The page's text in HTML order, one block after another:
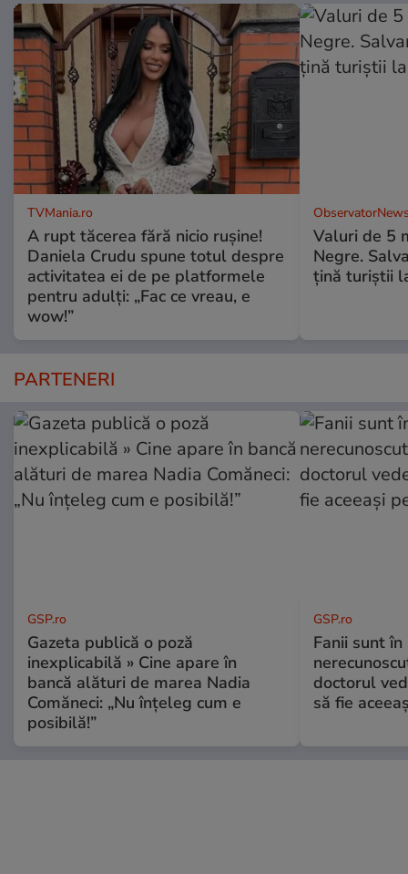
TVMania.ro
A rupt tăcerea fără nicio rușine!
Daniela Crudu spune totul despre
activitatea ei de pe platformele
pentru adulți: „Fac ce vreau, e
wow!”
Valuri de 5
Negre.
ţină turiştii
PARTENERI
GSP.ro
Gazeta publică o poză
inexplicabilă » Cine apare în
bancă alături de marea Nadia
Comăneci: „Nu înțeleg cum e
posibilă!”
GSP.ro
Fanii sunt în
doctorul
să fie